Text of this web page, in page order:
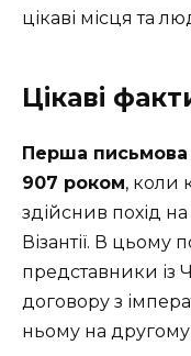
цікаві місця та
Цікаві
Перша письмова
907 роком, коли
здійснив похід
Візантії. В цьому
представники із
договору з
ньому на другому